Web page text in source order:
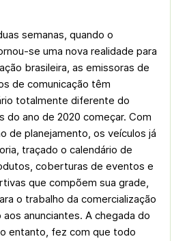
semanas, quando o
se uma nova realidade para
brasileira, as emissoras de
de comunicação têm
totalmente diferente do
do ano de 2020 começar. Com
de planejamento, os veículos já
traçado o calendário de
coberturas de eventos e
que compõem sua grade,
o trabalho da comercialização
anunciantes. A chegada do
entanto, fez com que todo